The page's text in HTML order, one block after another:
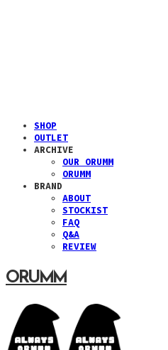
SHOP
OUTLET
ARCHIVE
OUR ORUMM
ORUMM
BRAND
ABOUT
STOCKIST
FAQ
Q&A
REVIEW
ORUMM